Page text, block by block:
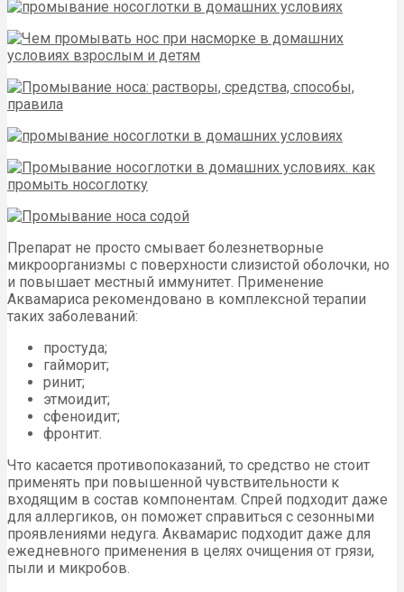
Препарат не просто смывает болезнетворные
микроорганизмы с поверхности слизистой оболочки, но
и повышает местный иммунитет. Применение
Аквамариса рекомендовано в комплексной терапии
таких заболеваний:
простуда;
гайморит;
ринит;
этмоидит;
сфеноидит;
фронтит.
Что касается противопоказаний, то средство не стоит
применять при повышенной чувствительности к
входящим в состав компонентам. Спрей подходит даже
для аллергиков, он поможет справиться с сезонными
проявлениями недуга. Аквамарис подходит даже для
ежедневного применения в целях очищения от грязи,
пыли и микробов.